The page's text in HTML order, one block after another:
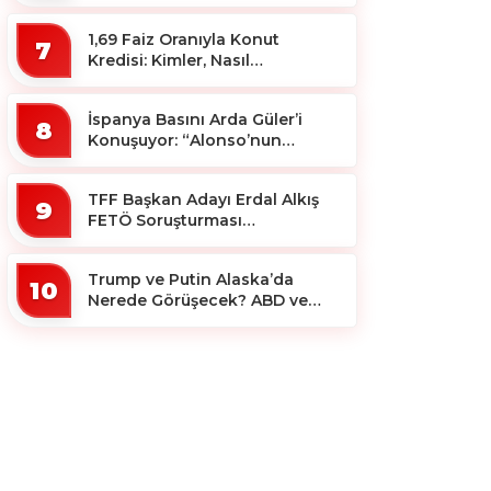
7
1,69 Faiz Oranıyla Konut
Kredisi: Kimler, Nasıl
8
İspanya Basını Arda Güler’i
Konuşuyor: “Alonso’nun
9
TFF Başkan Adayı Erdal Alkış
FETÖ Soruşturması
10
Trump ve Putin Alaska’da
Nerede Görüşecek? ABD ve